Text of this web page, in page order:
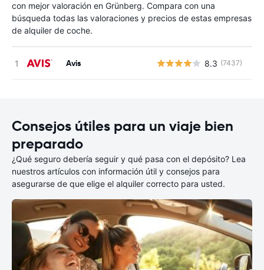
con mejor valoración en Grünberg. Compara con una
búsqueda todas las valoraciones y precios de estas empresas
de alquiler de coche.
Avis 8.3 (7437)
Consejos útiles para un viaje bien
preparado
¿Qué seguro debería seguir y qué pasa con el depósito? Lea
nuestros artículos con información útil y consejos para
asegurarse de que elige el alquiler correcto para usted.